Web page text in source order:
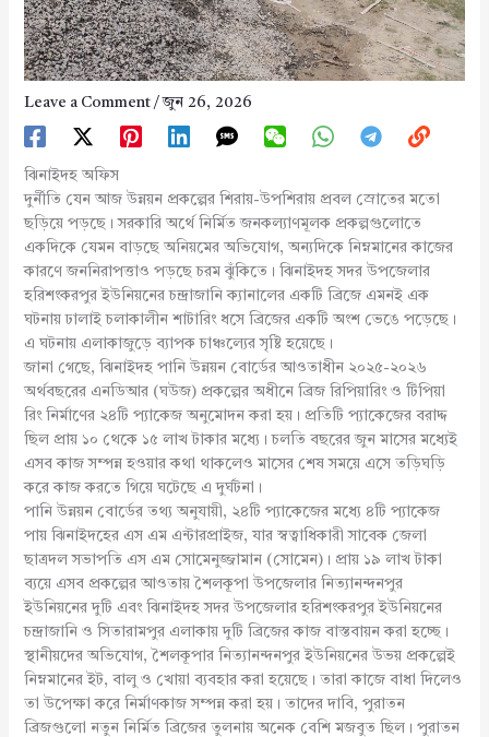
Leave a Comment /জুন 26, 2026
ঝিনাইদহ অফিস
দুর্নীতি যেন আজ উন্নয়ন প্রকল্পের শিরায়-উপশিরায় প্রবল স্রোতের মতো
ছড়িয়ে পড়ছে। সরকারি অর্থে নির্মিত জনকল্যাণমূলক প্রকল্পগুলোতে
একদিকে যেমন বাড়ছে অনিয়মের অভিযোগ, অন্যদিকে নিম্নমানের কাজের
কারণে জননিরাপত্তাও পড়ছে চরম ঝুঁকিতে। ঝিনাইদহ সদর উপজেলার
হরিশংকরপুর ইউনিয়নের চন্দ্রাজানি ক্যানালের একটি ব্রিজে এমনই এক
ঘটনায় ঢালাই চলাকালীন শাটারিং ধসে ব্রিজের একটি অংশ ভেঙে পড়েছে।
এ ঘটনায় এলাকাজুড়ে ব্যাপক চাঞ্চল্যের সৃষ্টি হয়েছে।
জানা গেছে, ঝিনাইদহ পানি উন্নয়ন বোর্ডের আওতাধীন ২০২৫-২০২৬
অর্থবছরের এনডিআর (ঘউজ) প্রকল্পের অধীনে ব্রিজ রিপিয়ারিং ও টিপিয়া
রিং নির্মাণের ২৪টি প্যাকেজ অনুমোদন করা হয়। প্রতিটি প্যাকেজের বরাদ্দ
ছিল প্রায় ১০ থেকে ১৫ লাখ টাকার মধ্যে। চলতি বছরের জুন মাসের মধ্যেই
এসব কাজ সম্পন্ন হওয়ার কথা থাকলেও মাসের শেষ সময়ে এসে তড়িঘড়ি
করে কাজ করতে গিয়ে ঘটেছে এ দুর্ঘটনা।
পানি উন্নয়ন বোর্ডের তথ্য অনুযায়ী, ২৪টি প্যাকেজের মধ্যে ৪টি প্যাকেজ
পায় ঝিনাইদহের এস এম এন্টারপ্রাইজ, যার স্বত্বাধিকারী সাবেক জেলা
ছাত্রদল সভাপতি এস এম সোমেনুজ্জামান (সোমেন)। প্রায় ১৯ লাখ টাকা
ব্যয়ে এসব প্রকল্পের আওতায় শৈলকূপা উপজেলার নিত্যানন্দনপুর
ইউনিয়নের দুটি এবং ঝিনাইদহ সদর উপজেলার হরিশংকরপুর ইউনিয়নের
চন্দ্রাজানি ও সিতারামপুর এলাকায় দুটি ব্রিজের কাজ বাস্তবায়ন করা হচ্ছে।
স্থানীয়দের অভিযোগ, শৈলকূপার নিত্যানন্দনপুর ইউনিয়নের উভয় প্রকল্পেই
নিম্নমানের ইট, বালু ও খোয়া ব্যবহার করা হয়েছে। তারা কাজে বাধা দিলেও
তা উপেক্ষা করে নির্মাণকাজ সম্পন্ন করা হয়। তাদের দাবি, পুরাতন
ব্রিজগুলো নতুন নির্মিত ব্রিজের তুলনায় অনেক বেশি মজবুত ছিল। পুরাতন